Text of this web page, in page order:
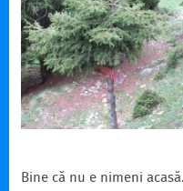
Bine că nu e nimeni